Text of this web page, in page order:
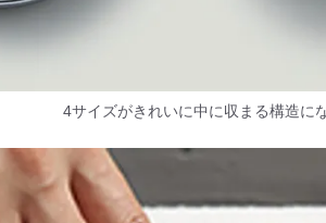
4サイズがきれいに中に収まる構造に